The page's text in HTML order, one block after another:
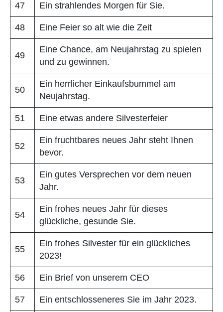
47 Ein strahlendes Morgen für Sie.
48 Eine Feier so alt wie die Zeit
49
Eine Chance, am Neujahrstag zu spielen
und zu gewinnen.
50
Ein herrlicher Einkaufsbummel am
Neujahrstag.
51 Eine etwas andere Silvesterfeier
52
Ein fruchtbares neues Jahr steht Ihnen
bevor.
53
Ein gutes Versprechen vor dem neuen
Jahr.
54
Ein frohes neues Jahr für dieses
glückliche, gesunde Sie.
55
Ein frohes Silvester für ein glückliches
2023!
56 Ein Brief von unserem CEO
57 Ein entschlosseneres Sie im Jahr 2023.